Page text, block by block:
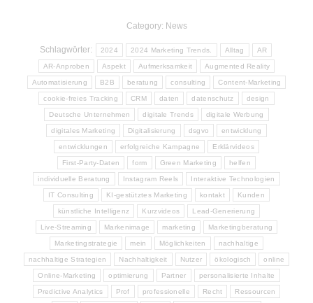
Category: News
Schlagwörter: 2024 2024 Marketing Trends. Alltag AR
AR-Anproben Aspekt Aufmerksamkeit Augmented Reality
Automatisierung B2B beratung consulting Content-Marketing
cookie-freies Tracking CRM daten datenschutz design
Deutsche Unternehmen digitale Trends digitale Werbung
digitales Marketing Digitalisierung dsgvo entwicklung
entwicklungen erfolgreiche Kampagne Erklärvideos
First-Party-Daten form Green Marketing helfen
individuelle Beratung Instagram Reels Interaktive Technologien
IT Consulting KI-gestütztes Marketing kontakt Kunden
künstliche Intelligenz Kurzvideos Lead-Generierung
Live-Streaming Markenimage marketing Marketingberatung
Marketingstrategie mein Möglichkeiten nachhaltige
nachhaltige Strategien Nachhaltigkeit Nutzer ökologisch online
Online-Marketing optimierung Partner personalisierte Inhalte
Predictive Analytics Prof professionelle Recht Ressourcen